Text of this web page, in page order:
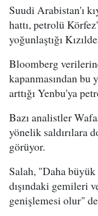
Suudi Arabistan'ı
hattı, petrolü
yoğunlaştığı
Bloomberg
kapanmasından
arttığı Yenbu'ya
Bazı analistler
yönelik saldırılara
görüyor.
Salah, "Daha
dışındaki gemileri
genişlemesi olur"